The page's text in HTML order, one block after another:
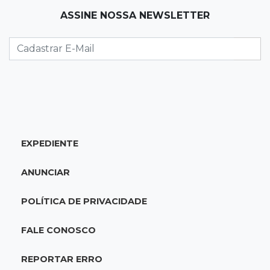
Idoso em bicicleta é atropelado por
motociclista que se filmava com celular
Chegada de frente fria muda o tempo e
Brasileirão deste sábado
ASSINE NOSSA NEWSLETTER
EXPEDIENTE
ANUNCIAR
POLÍTICA DE PRIVACIDADE
FALE CONOSCO
REPORTAR ERRO